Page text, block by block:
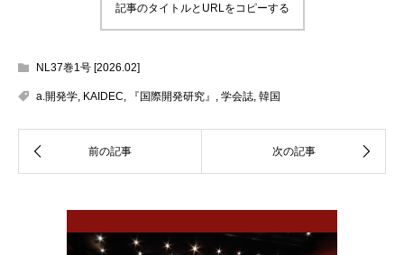
記事のタイトルとURLをコピーする
NL37巻1号 [2026.02]
a.開発学, KAIDEC, 『国際開発研究』 , 学会誌, 韓国